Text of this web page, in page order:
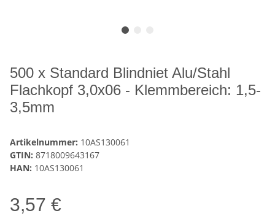
500 x Standard Blindniet Alu/Stahl
Flachkopf 3,0x06 - Klemmbereich: 1,5-
3,5mm
Artikelnummer: 10AS130061
GTIN: 8718009643167
HAN: 10AS130061
3,57 €